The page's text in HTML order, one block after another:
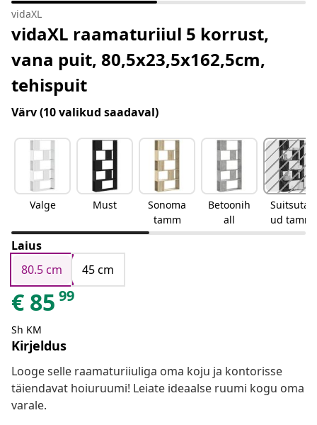
vidaXL
vidaXL raamaturiiul 5 korrust,
vana puit, 80,5x23,5x162,5cm,
tehispuit
Värv(10 valikud saadaval)
Valge Must
Sonoma
tamm
Betoonih
all
Suitsutat
ud tamm
Laius
80.5 cm
45 cm
€ 85 99
Sh KM
Kirjeldus
Looge selle raamaturiiuliga oma koju ja kontorisse
täiendavat hoiuruumi! Leiate ideaalse ruumi kogu oma
varale.